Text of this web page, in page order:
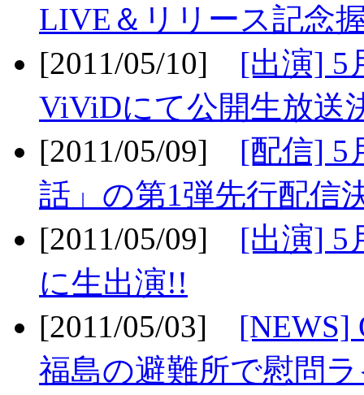
LIVE＆リリース記念
[2011/05/10] [出演] 5
ViViDにて公開生放送
[2011/05/09] [配信] 5
話」の第1弾先行配信
[2011/05/09] [出演] 5
に生出演!!
[2011/05/03] [NEWS]
福島の避難所で慰問